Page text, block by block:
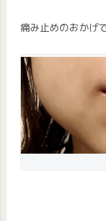
痛み止めのおかげ